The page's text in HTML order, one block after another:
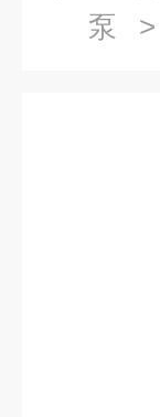
泵
>